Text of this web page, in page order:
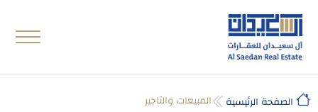
الصفحة الرئيسية المبيعات والتاجير